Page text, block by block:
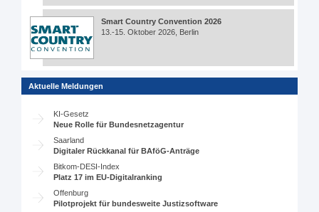
Smart Country Convention 2026
13.-15. Oktober 2026, Berlin
Aktuelle Meldungen
KI-Gesetz
Neue Rolle für Bundesnetzagentur
Saarland
Digitaler Rückkanal für BAföG-Anträge
Bitkom-DESI-Index
Platz 17 im EU-Digitalranking
Offenburg
Pilotprojekt für bundesweite Justizsoftware